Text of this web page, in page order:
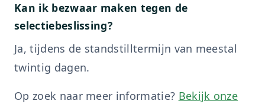
Kan ik bezwaar maken tegen de
selectiebeslissing?
Ja, tijdens de standstilltermijn van meestal
twintig dagen.
Op zoek naar meer informatie? Bekijk onze